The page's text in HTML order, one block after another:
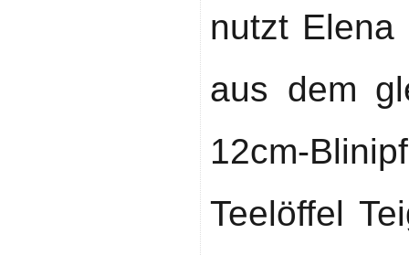
nutzt Elena
aus dem
12cm-
Teelöffel